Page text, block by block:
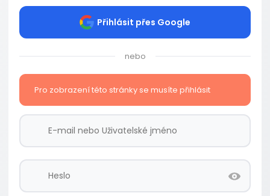
Přihlásit přes Google
nebo
Pro zobrazení této stránky se musíte přihlásit